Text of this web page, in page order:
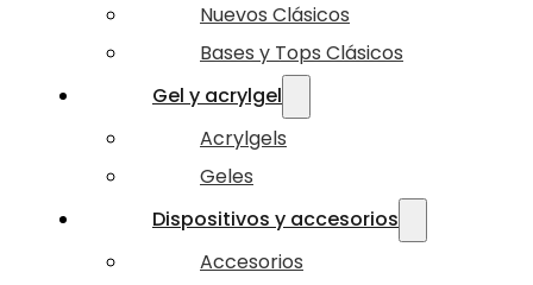
Nuevos Clásicos
Bases y Tops Clásicos
Gel y acrylgel
Acrylgels
Geles
Dispositivos y accesorios
Accesorios